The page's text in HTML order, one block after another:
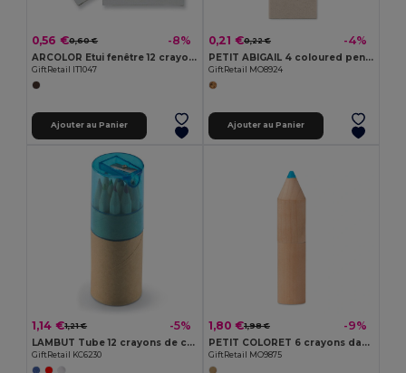
0,56 €0,60 € -8%
ARCOLOR Etui fenêtre 12 crayons
GiftRetail IT1047
Ajouter au Panier
0,21 €0,22 € -4%
PETIT ABIGAIL 4 coloured pencils
GiftRetail MO8924
Ajouter au Panier
1,14 €1,21 € -5%
LAMBUT Tube 12 crayons de couleur K
GiftRetail KC6230
1,80 €1,98 € -9%
PETIT COLORET 6 crayons dans un étui en bois
GiftRetail MO9875